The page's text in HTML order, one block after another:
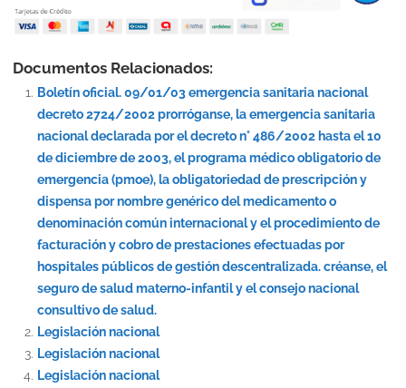
Documentos Relacionados:
Boletín oficial. 09/01/03 emergencia sanitaria nacional
decreto 2724/2002 prorróganse, la emergencia sanitaria
nacional declarada por el decreto n° 486/2002 hasta el 10
de diciembre de 2003, el programa médico obligatorio de
emergencia (pmoe), la obligatoriedad de prescripción y
dispensa por nombre genérico del medicamento o
denominación común internacional y el procedimiento de
facturación y cobro de prestaciones efectuadas por
hospitales públicos de gestión descentralizada. créanse, el
seguro de salud materno-infantil y el consejo nacional
consultivo de salud.
Legislación nacional
Legislación nacional
Legislación nacional